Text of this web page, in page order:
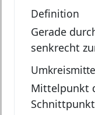
Definition
Gerade
senkrecht
Mittelpunkt